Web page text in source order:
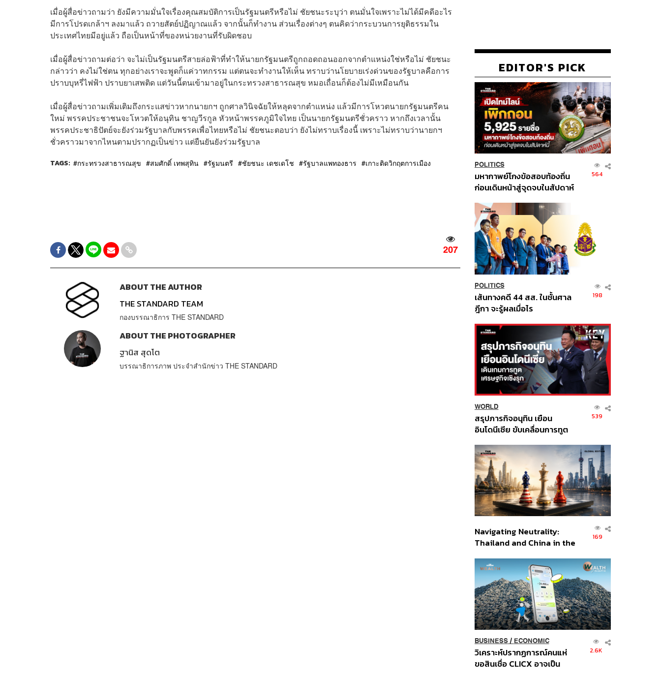
เมื่อผู้สื่อข่าวถามว่า ยังมีความมั่นใจเรื่องคุณสมบัติการเป็นรัฐมนตรีหรือไม่ ชัยชนะระบุว่า ตนมั่นใจเพราะไม่ได้มีคดีอะไร
มีการโปรดเกล้าฯ ลงมาแล้ว ถวายสัตย์ปฏิญาณแล้ว จากนั้นก็ทำงาน ส่วนเรื่องต่างๆ ตนคิดว่ากระบวนการยุติธรรมใน
ประเทศไทยมีอยู่แล้ว ถือเป็นหน้าที่ของหน่วยงานที่รับผิดชอบ
เมื่อผู้สื่อข่าวถามต่อว่า จะไม่เป็นรัฐมนตรีสายล่อฟ้าที่ทำให้นายกรัฐมนตรีถูกถอดถอนออกจากตำแหน่งใช่หรือไม่ ชัยชนะ
กล่าวว่า คงไม่ใช่ตน ทุกอย่างเราจะพูดก็แค่วาทกรรม แต่ตนจะทำงานให้เห็น ทราบว่านโยบายเร่งด่วนของรัฐบาลคือการ
ปราบบุหรี่ไฟฟ้า ปราบยาเสพติด แต่วันนี้ตนเข้ามาอยู่ในกระทรวงสาธารณสุข หมอเถื่อนก็ต้องไม่มีเหมือนกัน
เมื่อผู้สื่อข่าวถามเพิ่มเติมถึงกระแสข่าวหากนายกฯ ถูกศาลวินิจฉัยให้หลุดจากตำแหน่ง แล้วมีการโหวตนายกรัฐมนตรีคน
ใหม่ พรรคประชาชนจะโหวตให้อนุทิน ชาญวีรกูล หัวหน้าพรรคภูมิใจไทย เป็นนายกรัฐมนตรีชั่วคราว หากถึงเวลานั้น
พรรคประชาธิปัตย์จะยังร่วมรัฐบาลกับพรรคเพื่อไทยหรือไม่ ชัยชนะตอบว่า ยังไม่ทราบเรื่องนี้ เพราะไม่ทราบว่านายกฯ
ชั่วคราวมาจากไหนตามปรากฏเป็นข่าว แต่ยืนยันยังร่วมรัฐบาล
TAGS: กระทรวงสาธารณสุข สมศักดิ์ เทพสุทิน รัฐมนตรี ชัยชนะ เดชเดโช รัฐบาลแพทองธาร เกาะติดวิกฤตการเมือง
207
ABOUT THE AUTHOR
THE STANDARD TEAM
กองบรรณาธิการ THE STANDARD
ABOUT THE PHOTOGRAPHER
ฐานิส สุดโต
บรรณาธิการภาพ ประจำสำนักข่าว THE STANDARD
EDITOR'S PICK
POLITICS
มหากาพย์โกงข้อสอบท้องถิ่น
ก่อนเดินหน้าสู่จุดจบในสัปดาห์
564
POLITICS
เส้นทางคดี 44 สส. ในชั้นศาล
ฎีกา จะรู้ผลเมื่อไร
198
WORLD
สรุปภารกิจอนุทิน เยือน
อินโดนีเซีย ขับเคลื่อนการทูต
ส่วนยุทธศาสตร์ไทย –
อินโดนีเซีย
539
Navigating Neutrality:
Thailand and China in the
Order
169
BUSINESS/ ECONOMIC
วิเคราะห์ปรากฏการณ์คนแห่
ขอสินเชื่อ CLICX อาจเป็น
2.6K